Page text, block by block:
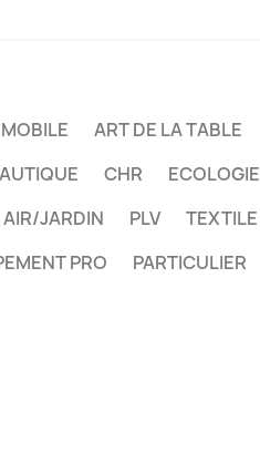
ART DE LA TABLE
CHR ECOLOGIE
AIR/JARDIN
PLV TEXTILE
PRO
PARTICULIER